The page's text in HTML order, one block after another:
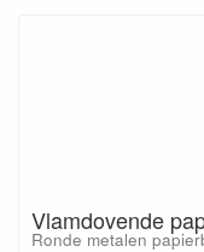
Vlamdovende
Ronde metalen